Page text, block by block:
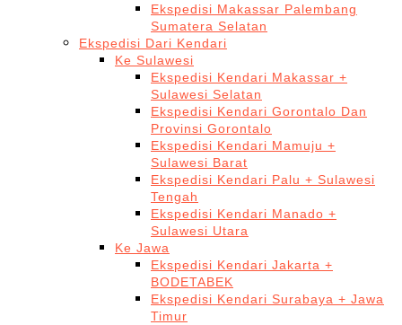
Ekspedisi Makassar Palembang
Sumatera Selatan
Ekspedisi Dari Kendari
Ke Sulawesi
Ekspedisi Kendari Makassar +
Sulawesi Selatan
Ekspedisi Kendari Gorontalo Dan
Provinsi Gorontalo
Ekspedisi Kendari Mamuju +
Sulawesi Barat
Ekspedisi Kendari Palu + Sulawesi
Tengah
Ekspedisi Kendari Manado +
Sulawesi Utara
Ke Jawa
Ekspedisi Kendari Jakarta +
BODETABEK
Ekspedisi Kendari Surabaya + Jawa
Timur